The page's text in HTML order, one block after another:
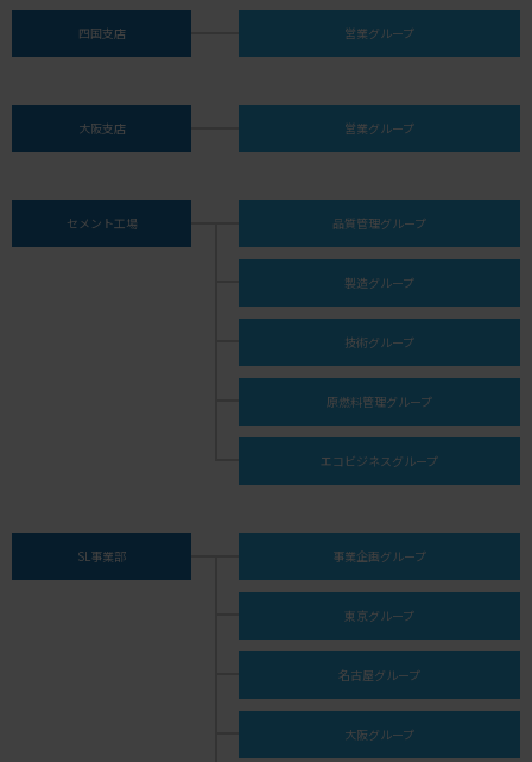
四国支店 営業グループ
大阪支店 営業グループ
セメント工場 品質管理グループ
製造グループ
技術グループ
原燃料管理グループ
エコビジネスグループ
SL事業部 事業企画グループ
東京グループ
名古屋グループ
大阪グループ